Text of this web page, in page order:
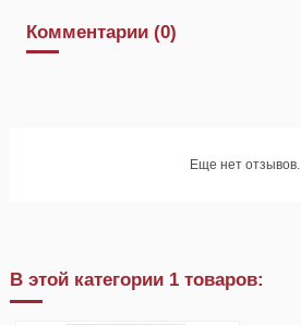
Комментарии (0)
Еще нет отзывов.
В этой категории 1 товаров: